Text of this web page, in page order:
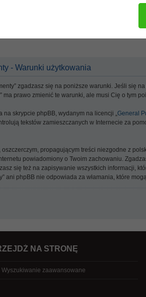
- Warunki użytkowania
zgadzasz się na poniższe warunki. Jeśli się
ma prawo zmienić te warunki, ale musi Cię o tym
na skrypcie phpBB, wydanym na licencji „General
tekstów zamieszczanych w Internecie za
propagującym treści niezgodne z
powiadomiony o Twoim zachowaniu.
się też na zapisywanie wszystkich informacji,
ani phpBB nie odpowiada za włamania, które
NA STRONĘ
Wyszukiwanie zaawansowane